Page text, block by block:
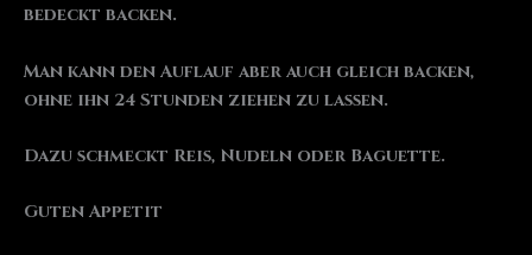
bedeckt backen.
Man kann den Auflauf aber auch gleich backen,
ohne ihn 24 Stunden ziehen zu lassen.
Dazu schmeckt Reis, Nudeln oder Baguette.
Guten Appetit